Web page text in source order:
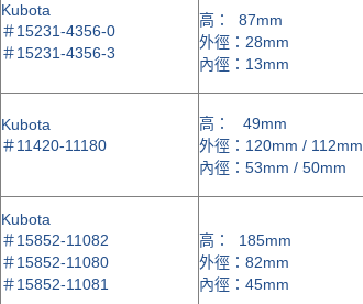
Kubota
＃15231-4356-0
＃15231-4356-3
高： 87mm
外徑：28mm
內徑：13mm
Kubota
＃11420-11180
高： 49mm
外徑：120mm / 112mm
內徑：53mm / 50mm
Kubota
＃15852-11082
＃15852-11080
＃15852-11081
高： 185mm
外徑：82mm
內徑：45mm